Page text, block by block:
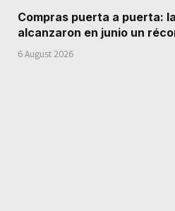
Compras puerta a puerta:
alcanzaron en junio un
6 August 2026